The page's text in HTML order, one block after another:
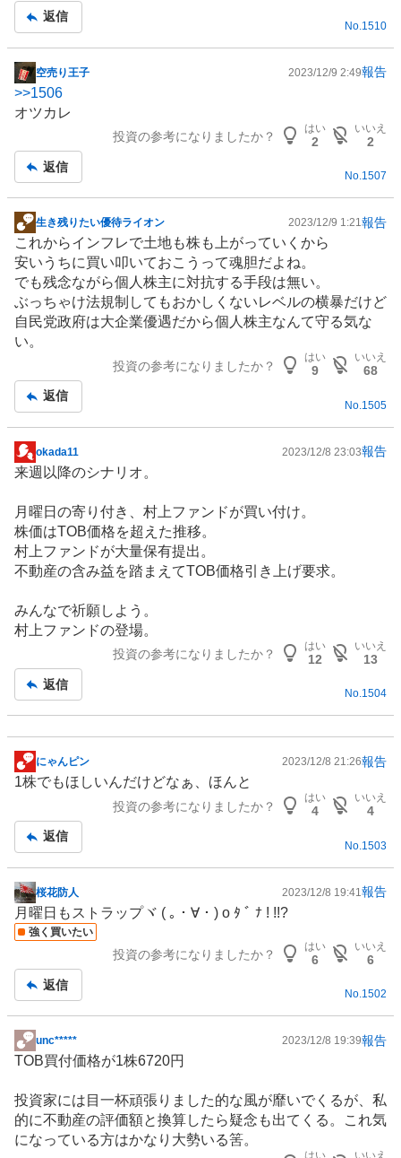
返信
No.1510
掲
示
板
空売り王子 2023/12/9 2:49報告
>>1506
オツカレ
投資の参考になりましたか？
はい
2
いいえ
2
返信
No.1507
掲
示
板
記
事
生き残りたい優待ライオン 2023/12/9 1:21報告
これからインフレで土地も株も上がっていくから
安いうちに買い叩いておこうって魂胆だよね。
でも残念ながら個人株主に対抗する手段は無い。
ぶっちゃけ法規制してもおかしくないレベルの横暴だけど
自民党政府は大企業優遇だから個人株主なんて守る気な
い。
投資の参考になりましたか？
はい
9
いいえ
68
返信
No.1505
掲
示
記
事
okada11 2023/12/8 23:03報告
来週以降のシナリオ。
月曜日の寄り付き、村上ファンドが買い付け。
株価はTOB価格を超えた推移。
村上ファンドが大量保有提出。
不動産の含み益を踏まえてTOB価格引き上げ要求。
みんなで祈願しよう。
村上ファンドの登場。
投資の参考になりましたか？
はい
12
いいえ
13
返信
No.1504
掲
示
事
にゃんピン 2023/12/8 21:26報告
1株でもほしいんだけどなぁ、ほんと
投資の参考になりましたか？
はい
4
いいえ
4
返信
No.1503
掲
示
板
桜花防人 2023/12/8 19:41報告
月曜日もストラップヾ ( ｡ ･ ∀ ･ ) o ﾀ ﾞ ﾅ ! !!?
強く買いたい
投資の参考になりましたか？
はい
6
いいえ
6
返信
No.1502
掲
示
記
事
unc***** 2023/12/8 19:39報告
TOB買付価格が1株6720円
投資家には目一杯頑張りました的な風が靡いでくるが、私
的に不動産の評価額と換算したら疑念も出てくる。これ気
になっている方はかなり大勢いる筈。